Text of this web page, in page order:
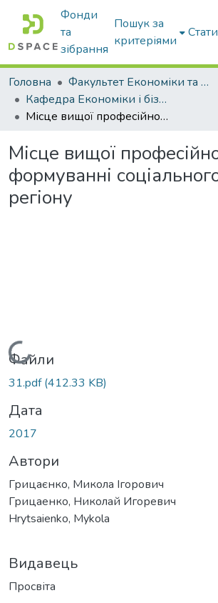
Фонди
та
зібрання
Пошук за
критеріями
Головна
Факультет Економіки та бізнесу
Кафедра Економіки і бізнесу
Місце вищої професійної освіти у формуванні соціального капіталу регіону
Місце вищої
формуванні
регіону
Вантажиться...
Файли
31.pdf(412.33 KB)
Дата
2017
Автори
Грицаєнко, Микола Ігорович
Грицаенко, Николай Игоревич
Hrytsaienko, Mykola
Видавець
Просвіта